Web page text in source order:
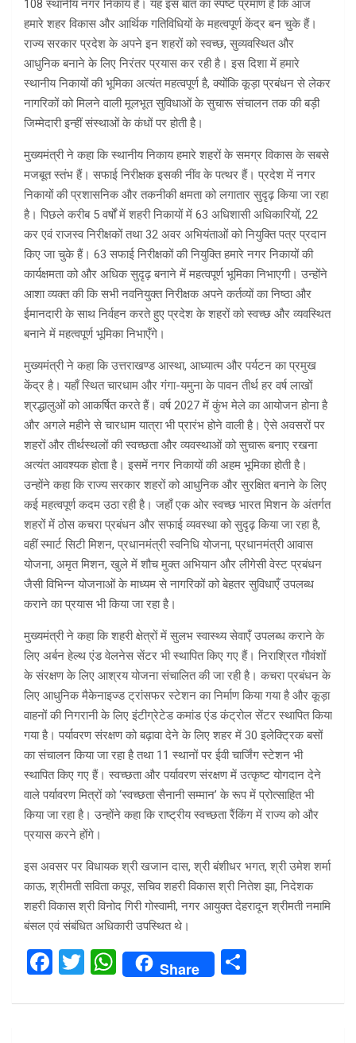
108 स्थानीय नगर निकाय हैं। यह इस बात का स्पष्ट प्रमाण है कि आज
हमारे शहर विकास और आर्थिक गतिविधियों के महत्वपूर्ण केंद्र बन चुके हैं।
राज्य सरकार प्रदेश के अपने इन शहरों को स्वच्छ, सुव्यवस्थित और
आधुनिक बनाने के लिए निरंतर प्रयास कर रही है। इस दिशा में हमारे
स्थानीय निकायों की भूमिका अत्यंत महत्वपूर्ण है, क्योंकि कूड़ा प्रबंधन से लेकर
नागरिकों को मिलने वाली मूलभूत सुविधाओं के सुचारू संचालन तक की बड़ी
जिम्मेदारी इन्हीं संस्थाओं के कंधों पर होती है।
मुख्यमंत्री ने कहा कि स्थानीय निकाय हमारे शहरों के समग्र विकास के सबसे
मजबूत स्तंभ हैं। सफाई निरीक्षक इसकी नींव के पत्थर हैं। प्रदेश में नगर
निकायों की प्रशासनिक और तकनीकी क्षमता को लगातार सुदृढ़ किया जा रहा
है। पिछले करीब 5 वर्षों में शहरी निकायों में 63 अधिशासी अधिकारियों, 22
कर एवं राजस्व निरीक्षकों तथा 32 अवर अभियंताओं को नियुक्ति पत्र प्रदान
किए जा चुके हैं। 63 सफाई निरीक्षकों की नियुक्ति हमारे नगर निकायों की
कार्यक्षमता को और अधिक सुदृढ़ बनाने में महत्वपूर्ण भूमिका निभाएगी। उन्होंने
आशा व्यक्त की कि सभी नवनियुक्त निरीक्षक अपने कर्तव्यों का निष्ठा और
ईमानदारी के साथ निर्वहन करते हुए प्रदेश के शहरों को स्वच्छ और व्यवस्थित
बनाने में महत्वपूर्ण भूमिका निभाएँगे।
मुख्यमंत्री ने कहा कि उत्तराखण्ड आस्था, आध्यात्म और पर्यटन का प्रमुख
केंद्र है। यहाँ स्थित चारधाम और गंगा-यमुना के पावन तीर्थ हर वर्ष लाखों
श्रद्धालुओं को आकर्षित करते हैं। वर्ष 2027 में कुंभ मेले का आयोजन होना है
और अगले महीने से चारधाम यात्रा भी प्रारंभ होने वाली है। ऐसे अवसरों पर
शहरों और तीर्थस्थलों की स्वच्छता और व्यवस्थाओं को सुचारू बनाए रखना
अत्यंत आवश्यक होता है। इसमें नगर निकायों की अहम भूमिका होती है।
उन्होंने कहा कि राज्य सरकार शहरों को आधुनिक और सुरक्षित बनाने के लिए
कई महत्वपूर्ण कदम उठा रही है। जहाँ एक ओर स्वच्छ भारत मिशन के अंतर्गत
शहरों में ठोस कचरा प्रबंधन और सफाई व्यवस्था को सुदृढ़ किया जा रहा है,
वहीं स्मार्ट सिटी मिशन, प्रधानमंत्री स्वनिधि योजना, प्रधानमंत्री आवास
योजना, अमृत मिशन, खुले में शौच मुक्त अभियान और लीगेसी वेस्ट प्रबंधन
जैसी विभिन्न योजनाओं के माध्यम से नागरिकों को बेहतर सुविधाएँ उपलब्ध
कराने का प्रयास भी किया जा रहा है।
मुख्यमंत्री ने कहा कि शहरी क्षेत्रों में सुलभ स्वास्थ्य सेवाएँ उपलब्ध कराने के
लिए अर्बन हेल्थ एंड वेलनेस सेंटर भी स्थापित किए गए हैं। निराश्रित गौवंशों
के संरक्षण के लिए आश्रय योजना संचालित की जा रही है। कचरा प्रबंधन के
लिए आधुनिक मैकेनाइज्ड ट्रांसफर स्टेशन का निर्माण किया गया है और कूड़ा
वाहनों की निगरानी के लिए इंटीग्रेटेड कमांड एंड कंट्रोल सेंटर स्थापित किया
गया है। पर्यावरण संरक्षण को बढ़ावा देने के लिए शहर में 30 इलेक्ट्रिक बसों
का संचालन किया जा रहा है तथा 11 स्थानों पर ईवी चार्जिंग स्टेशन भी
स्थापित किए गए हैं। स्वच्छता और पर्यावरण संरक्षण में उत्कृष्ट योगदान देने
वाले पर्यावरण मित्रों को ‘स्वच्छता सैनानी सम्मान’ के रूप में प्रोत्साहित भी
किया जा रहा है। उन्होंने कहा कि राष्ट्रीय स्वच्छता रैंकिंग में राज्य को और
प्रयास करने होंगे।
इस अवसर पर विधायक श्री खजान दास, श्री बंशीधर भगत, श्री उमेश शर्मा
काऊ, श्रीमती सविता कपूर, सचिव शहरी विकास श्री नितेश झा, निदेशक
शहरी विकास श्री विनोद गिरी गोस्वामी, नगर आयुक्त देहरादून श्रीमती नमामि
बंसल एवं संबंधित अधिकारी उपस्थित थे।
F
ce
T
tt
W
h
at
Share
ar